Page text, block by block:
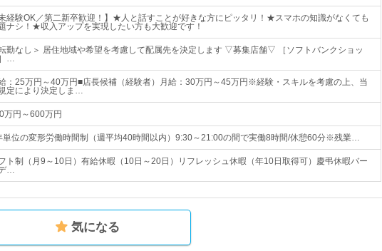
未経験OK／第二新卒歓迎！】★人と話すことが好きな方にピッタリ！★スマホの知識がなくても
ナシ！★収入アップを実現したい方も大歓迎です！
勤なし＞ 居住地域や希望を考慮して配属先を決定します ▽募集店舗▽ ［ソフトバンクショッ
…
：25万円～40万円■店長候補（経験者）月給：30万円～45万円※経験・スキルを考慮の上、当
定により決定しま…
万円～600万円
単位の変形労働時間制（週平均40時間以内）9:30～21:00の間で実働8時間/休憩60分※残業…
ト制（月9～10日）有給休暇（10日～20日）リフレッシュ休暇（年10日取得可）慶弔休暇バー
…
気になる